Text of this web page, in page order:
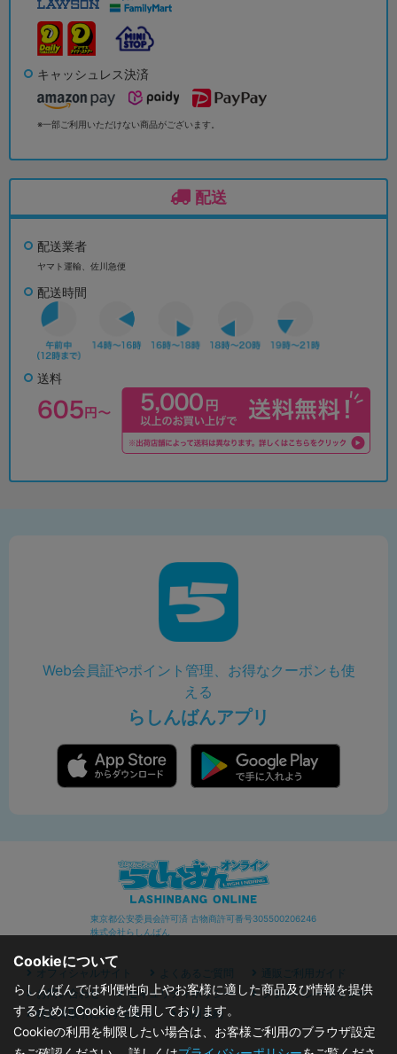
キャッシュレス決済
※一部ご利用いただけない商品がございます。
配送
配送業者
ヤマト運輸、佐川急便
配送時間
送料
Web会員証やポイント管理、お得なクーポンも使
える
らしんばんアプリ
東京都公安委員会許可済 古物商許可番号305500206246
株式会社らしんばん
オフィシャルサイト よくあるご質問
通販ご利用ガイド
お問い合わせ
セキュリティポリシー
プライバシーポリシー
特定商取引に関する表記
利用規約
Cookieについて
らしんばんでは利便性向上やお客様に適した商品及び情報を提供
するためにCookieを使用しております。
Cookieの利用を制限したい場合は、お客様ご利用のブラウザ設定